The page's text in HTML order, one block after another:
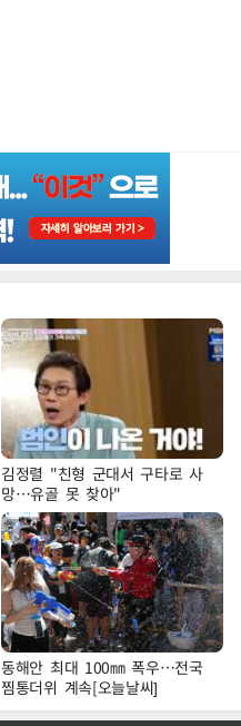
김정렬 "친형 군대서 구타로 사
망…유골 못 찾아"
동해안 최대 100㎜ 폭우…전국
찜통더위 계속[오늘날씨]